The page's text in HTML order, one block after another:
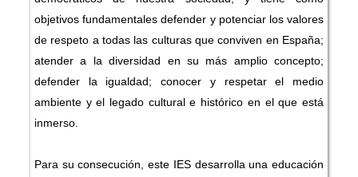
objetivos fundamentales defender y potenciar los valores
de respeto a todas las culturas que conviven en España;
atender a la diversidad en su más amplio concepto;
defender la igualdad; conocer y respetar el medio
ambiente y el legado cultural e histórico en el que está
inmerso.
Para su consecución, este IES desarrolla una educación